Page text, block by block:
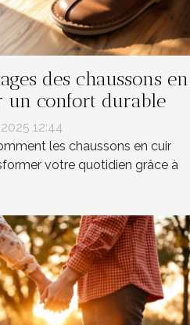
des chaussons en
un confort durable
12:44
les chaussons en cuir
votre quotidien grâce à